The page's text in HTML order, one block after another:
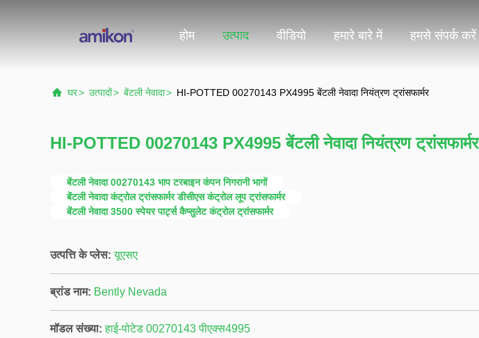
होम उत्पाद वीडियो हमारे बारे में हमसे संपर्क करें
घर> उत्पादों> बेंटली नेवादा> HI-POTTED 00270143 PX4995 बेंटली नेवादा नियंत्रण ट्रांसफार्मर
HI-POTTED 00270143 PX4995 बेंटली नेवादा नियंत्रण ट्रांसफार्मर
बेंटली नेवादा 00270143 भाप टरबाइन कंपन निगरानी भागों
बेंटली नेवादा कंट्रोल ट्रांसफार्मर डीसीएस कंट्रोल लूप ट्रांसफार्मर
बेंटली नेवादा 3500 स्पेयर पार्ट्स कैप्सुलेट कंट्रोल ट्रांसफार्मर
उत्पत्ति के प्लेस: यूएसए
ब्रांड नाम: Bently Nevada
मॉडल संख्या: हाई-पोटेड 00270143 पीएक्स4995